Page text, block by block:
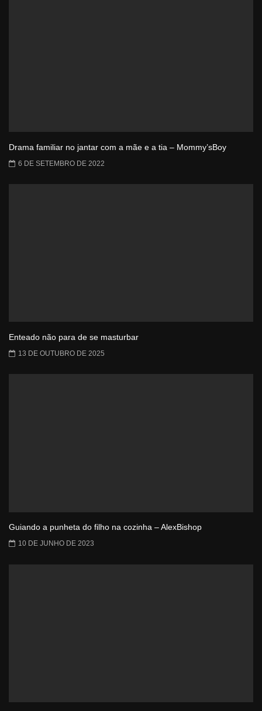
Drama familiar no jantar com a mãe e a tia – Mommy’sBoy
6 DE SETEMBRO DE 2022
Enteado não para de se masturbar
13 DE OUTUBRO DE 2025
Guiando a punheta do filho na cozinha – AlexBishop
10 DE JUNHO DE 2023